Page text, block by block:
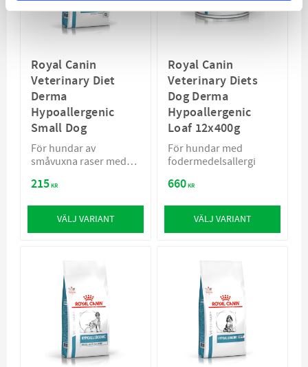
Royal Canin
Veterinary Diet
Derma
Hypoallergenic
Small Dog
För hundar av
småvuxna raser med
215KR
VÄLJ VARIANT
Royal Canin
Veterinary Diets
Dog Derma
Hypoallergenic
Loaf 12x400g
För hundar med
fodermedelsallergi
660KR
VÄLJ VARIANT